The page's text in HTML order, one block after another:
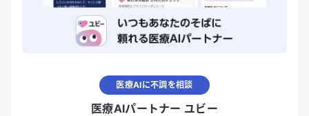
医療AIに不調を相談
医療AIパートナー ユビー